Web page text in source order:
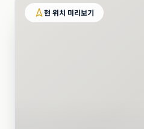
현 위치 미리보기